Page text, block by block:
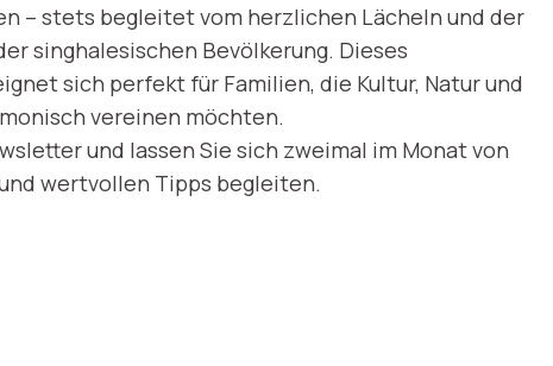
– stets begleitet vom herzlichen Lächeln und der
singhalesischen Bevölkerung. Dieses
sich perfekt für Familien, die Kultur, Natur und
vereinen möchten.
und lassen Sie sich zweimal im Monat von
wertvollen Tipps begleiten.